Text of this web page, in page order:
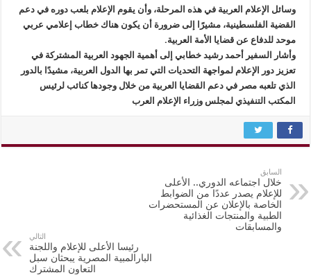
وسائل الإعلام العربية في هذه المرحلة، وأن يقوم الإعلام بلعب دوره في دعم
القضية الفلسطينية، مشيرًا إلى ضرورة أن يكون هناك خطاب إعلامي عربي
موحد للدفاع عن قضايا الأمة العربية.
وأشار السفير أحمد رشيد خطابي إلى أهمية الجهود العربية المشتركة في
تعزيز دور الإعلام لمواجهة التحديات التي تمر بها الدول العربية، مشيدًا بالدور
الذي تلعبه مصر في دعم القضايا العربية من خلال وجودها كنائب لرئيس
المكتب التنفيذي لمجلس وزراء الإعلام العرب
السابق
خلال اجتماعه الدوري.. الأعلى
للإعلام يصدر عددًا من الضوابط
الخاصة بالإعلان عن المستحضرات
الطبية والمنتجات الغذائية
والمسابقات
التالي
رئيسا الأعلى للإعلام واللجنة
البارالمبية المصرية يبحثان سبل
التعاون المشترك